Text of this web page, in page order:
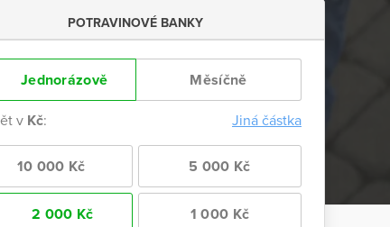
POTRAVINOVÉ BANKY
Jednorázově Měsíčně
v Kč: Jiná částka
10 000 Kč 5 000 Kč
2 000 Kč 1 000 Kč